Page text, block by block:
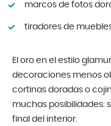
marcos de fotos
tiradores de
El oro en el estilo
decoraciones menos
cortinas doradas o
muchas posibilidades:
final del interior.